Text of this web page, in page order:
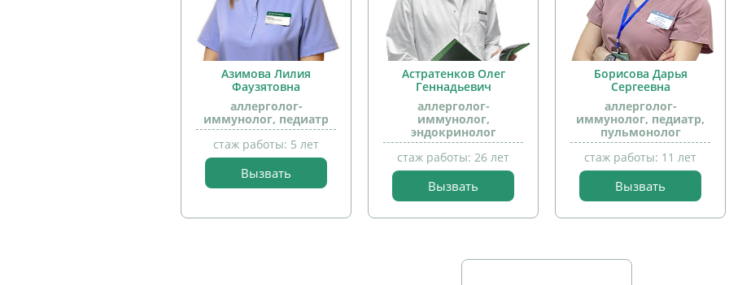
Азимова Лилия
Фаузятовна
аллерголог-
иммунолог, педиатр
стаж работы: 5 лет
Вызвать
прием
Астратенков Олег
Геннадьевич
аллерголог-
иммунолог,
эндокринолог
стаж работы: 26 лет
Вызвать
прием
Борисова Дарья
Сергеевна
аллерголог-
иммунолог, педиатр,
пульмонолог
стаж работы: 11 лет
Вызвать